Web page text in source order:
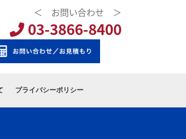
＜ お問い合わせ ＞
03-3866-8400
プライバシーポリシー